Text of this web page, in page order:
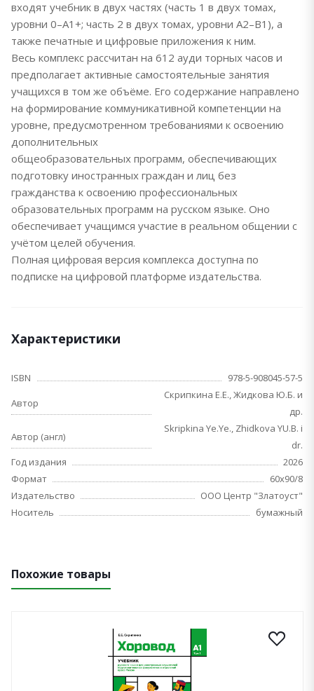
входят учебник в двух частях (часть 1 в двух томах,
уровни 0–А1+; часть 2 в двух томах, уровни А2–В1), а
также печатные и цифровые приложения к ним.
Весь комплекс рассчитан на 612 ауди торных часов и
предполагает активные самостоятельные занятия
учащихся в том же объёме. Его содержание направлено
на формирование коммуникативной компетенции на
уровне, предусмотренном требованиями к освоению
дополнительных
общеобразовательных программ, обеспечивающих
подготовку иностранных граждан и лиц без
гражданства к освоению профессиональных
образовательных программ на русском языке. Оно
обеспечивает учащимся участие в реальном общении с
учётом целей обучения.
Полная цифровая версия комплекса доступна по
подписке на цифровой платформе издательства.
Характеристики
ISBN
978-5-908045-57-5
Автор
Скрипкина Е.Е., Жидкова Ю.Б. и
др.
Автор (англ)
Skripkina Ye.Ye., Zhidkova YU.B. i
dr.
Год издания
2026
Формат
60х90/8
Издательство
ООО Центр "Златоуст"
Носитель
бумажный
Похожие товары